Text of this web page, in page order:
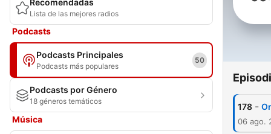
Recomendadas
Lista de las mejores radios
Podcasts
Podcasts Principales
Podcasts más populares
50
Podcasts por Género
18 géneros temáticos
Música
178 -
06 ago.